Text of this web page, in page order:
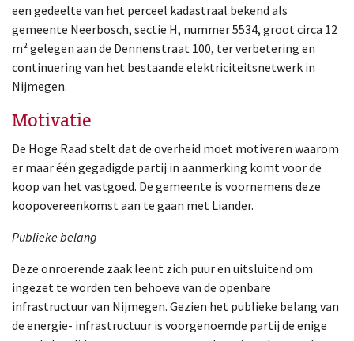
een gedeelte van het perceel kadastraal bekend als
gemeente Neerbosch, sectie H, nummer 5534, groot circa 12
m² gelegen aan de Dennenstraat 100, ter verbetering en
continuering van het bestaande elektriciteitsnetwerk in
Nijmegen.
Motivatie
De Hoge Raad stelt dat de overheid moet motiveren waarom
er maar één gegadigde partij in aanmerking komt voor de
koop van het vastgoed. De gemeente is voornemens deze
koopovereenkomst aan te gaan met Liander.
Publieke belang
Deze onroerende zaak leent zich puur en uitsluitend om
ingezet te worden ten behoeve van de openbare
infrastructuur van Nijmegen. Gezien het publieke belang van
de energie- infrastructuur is voorgenoemde partij de enige